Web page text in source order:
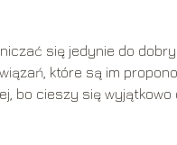
się jedynie do
które są im
bo cieszy się wyjątkowo